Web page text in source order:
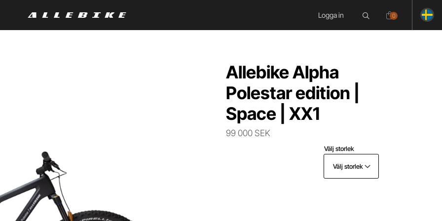
Logga in 0
Allebike Alpha
Polestar edition |
Space | XX1
99 000 SEK
Välj storlek
Välj storlek